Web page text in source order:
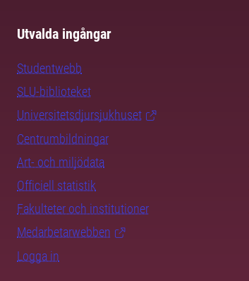
Utvalda ingångar
Studentwebb
SLU-biblioteket
Universitetsdjursjukhuset
Centrumbildningar
Art- och miljödata
Officiell statistik
Fakulteter och institutioner
Medarbetarwebben
Logga in